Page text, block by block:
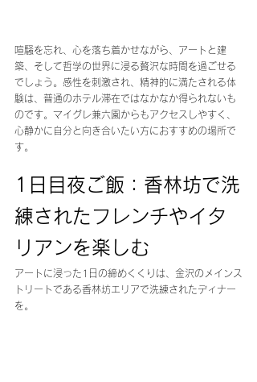
喧騒を忘れ、心を落ち着かせながら、アートと建
築、そして哲学の世界に浸る贅沢な時間を過ごせる
でしょう。感性を刺激され、精神的に満たされる体
験は、普通のホテル滞在ではなかなか得られないも
のです。マイグレ兼六園からもアクセスしやすく、
心静かに自分と向き合いたい方におすすめの場所で
す。
1日目夜ご飯：香林坊で洗
練されたフレンチやイタ
リアンを楽しむ
アートに浸った1日の締めくくりは、金沢のメインス
トリートである香林坊エリアで洗練されたディナー
を。